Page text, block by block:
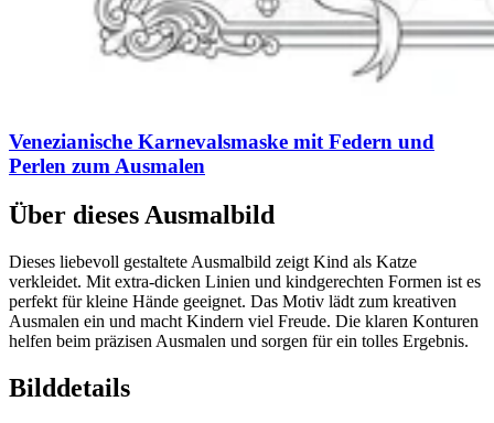
Venezianische Karnevalsmaske mit Federn und
Perlen zum Ausmalen
Über dieses Ausmalbild
Dieses liebevoll gestaltete Ausmalbild zeigt Kind als Katze
verkleidet. Mit extra-dicken Linien und kindgerechten Formen ist es
perfekt für kleine Hände geeignet. Das Motiv lädt zum kreativen
Ausmalen ein und macht Kindern viel Freude. Die klaren Konturen
helfen beim präzisen Ausmalen und sorgen für ein tolles Ergebnis.
Bilddetails